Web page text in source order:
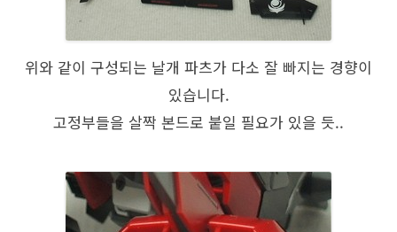
위와 같이 구성되는 날개 파츠가 다소 잘 빠지는 경향이
있습니다.
고정부들을 살짝 본드로 붙일 필요가 있을 듯..